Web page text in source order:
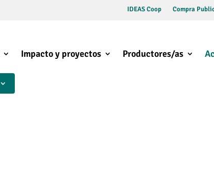
IDEAS Coop Compra
Impacto y proyectos Productores/as